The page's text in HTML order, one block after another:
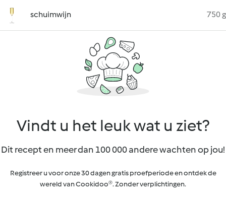
schuimwijn 750 g
Vindt u het leuk wat u ziet?
Dit recept en meer dan 100 000 andere wachten op jou!
Registreer u voor onze 30 dagen gratis proefperiode en ontdek de
wereld van Cookidoo®. Zonder verplichtingen.